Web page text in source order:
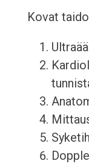
Kovat